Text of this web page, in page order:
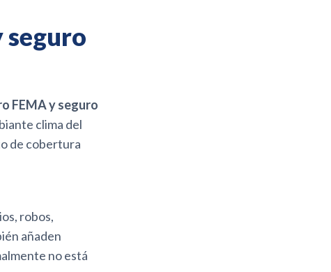
seguro
FEMA y seguro
clima del
de cobertura
robos,
añaden
no está